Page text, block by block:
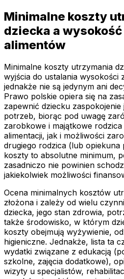
Minimalne koszty
dziecka a
alimentów
Minimalne koszty utrzymania
wyjścia do ustalania wysokości
jednakże nie są jedynym ani
Prawo polskie opiera się na
zapewnić dziecku
potrzeb, biorąc pod uwagę
zarobkowe i majątkowe
alimentacji, jak i możliwości
drugiego rodzica (lub opiekuna
koszty to absolutne minimum,
zasadniczo nie powinien
jakiekolwiek możliwości
Ocena minimalnych kosztów
złożona i zależy od wielu
dziecka, jego stan zdrowia,
także środowisko, w którym
koszty obejmują wyżywienie,
higieniczne. Jednakże, lista ta
wydatki związane z edukacją
szkolne, zajęcia dodatkowe),
wizyty u specjalistów,